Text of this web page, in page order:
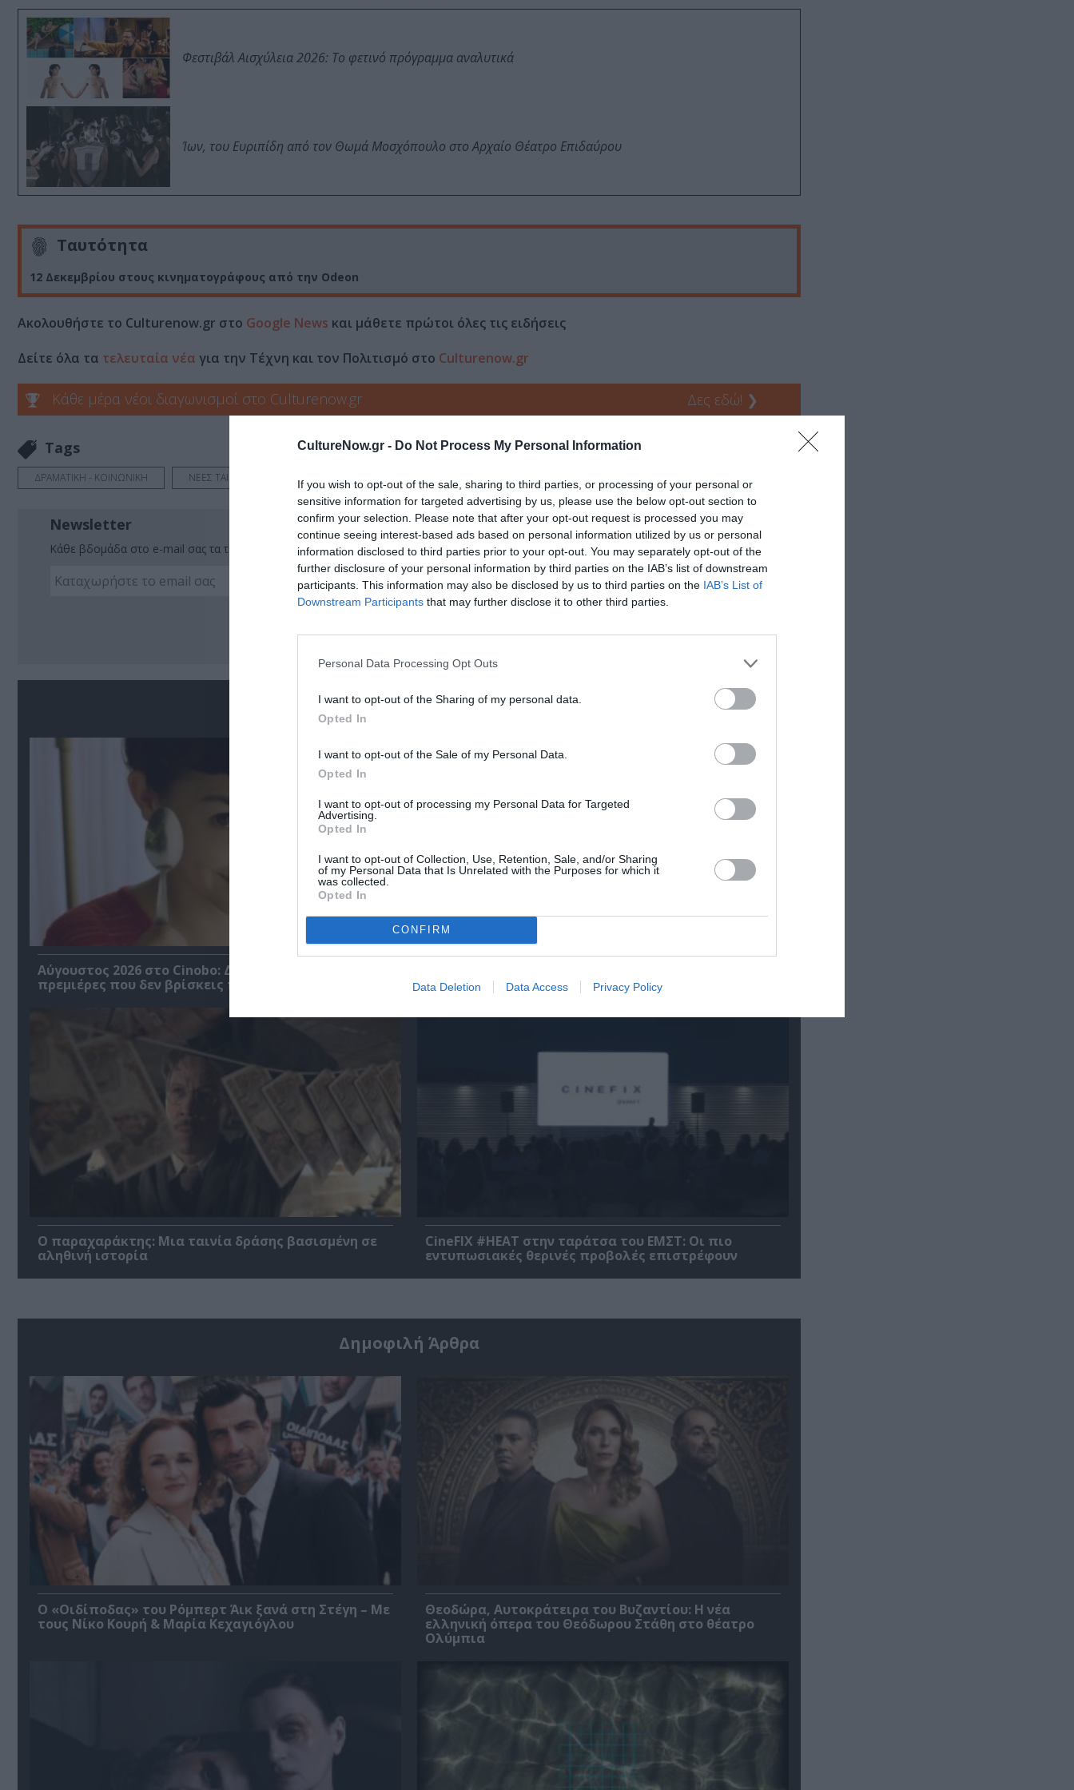
CultureNow.gr - Do Not Process My Personal Information
If you wish to opt-out of the sale, sharing to third parties, or processing of your personal or
sensitive information for targeted advertising by us, please use the below opt-out section to
confirm your selection. Please note that after your opt-out request is processed you may
continue seeing interest-based ads based on personal information utilized by us or personal
information disclosed to third parties prior to your opt-out. You may separately opt-out of the
further disclosure of your personal information by third parties on the IAB’s list of downstream
participants. This information may also be disclosed by us to third parties on the IAB’s List of
Downstream Participants that may further disclose it to other third parties.
Personal Data Processing Opt Outs
I want to opt-out of the Sharing of my personal data.
Opted In
I want to opt-out of the Sale of my Personal Data.
Opted In
I want to opt-out of processing my Personal Data for Targeted
Advertising.
Opted In
I want to opt-out of Collection, Use, Retention, Sale, and/or Sharing
of my Personal Data that Is Unrelated with the Purposes for which it
was collected.
Opted In
CONFIRM
Data Deletion Data Access Privacy Policy
Φεστιβάλ Αισχύλεια 2026: Το φετινό πρόγραμμα αναλυτικά
Ίων, του Ευριπίδη από τον Θωμά Μοσχόπουλο στο Αρχαίο Θέατρο Επιδαύρου
Ταυτότητα
12 Δεκεμβρίου στους κινηματογράφους από την Odeon
Ακολουθήστε το Culturenow.gr στο Google News και μάθετε πρώτοι όλες τις ειδήσεις
Δείτε όλα τα τελευταία νέα για την Τέχνη και τον Πολιτισμό στο Culturenow.gr
Κάθε μέρα νέοι διαγωνισμοί στο Culturenow.gr Δες εδώ! ❯
Tags
ΔΡΑΜΑΤΙΚΗ - ΚΟΙΝΩΝΙΚΗ ΝΕΕΣ ΤΑΙΝΙΕΣ - ΤΑΙΝΙΕΣ ΤΗΣ ΕΒΔΟΜΑΔΑΣ ΞΕΝΕΣ ΤΑΙΝΙΕΣ
Newsletter
Κάθε βδομάδα στο e-mail σας τα τελευταία νέα για την Τέχνη και τον Πολιτισμό!
Ακολουθήστε το Culturenow.gr
Σχετικά Άρθρα
Αύγουστος 2026 στο Cinobo: Δυνατές σειρές και
πρεμιέρες που δεν βρίσκεις πουθενά αλλού!
του Σαράγεβο» στο 32ο Φεστιβάλ Κινηματογράφου
Ο παραχαράκτης: Μια ταινία δράσης βασισμένη σε
αληθινή ιστορία
CineFIX #ΗΕΑΤ στην ταράτσα του ΕΜΣΤ: Οι πιο
εντυπωσιακές θερινές προβολές επιστρέφουν
Δημοφιλή Άρθρα
O «Οιδίποδας» του Ρόμπερτ Άικ ξανά στη Στέγη – Με
τους Νίκο Κουρή & Μαρία Κεχαγιόγλου
Θεοδώρα, Αυτοκράτειρα του Βυζαντίου: Η νέα
ελληνική όπερα του Θεόδωρου Στάθη στο θέατρο
Ολύμπια